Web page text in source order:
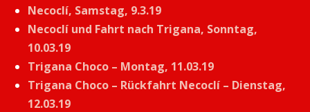
Necoclí, Samstag, 9.3.19
Necoclí und Fahrt nach Trigana, Sonntag,
10.03.19
Trigana Choco – Montag, 11.03.19
Trigana Choco – Rückfahrt Necoclí – Dienstag,
12.03.19